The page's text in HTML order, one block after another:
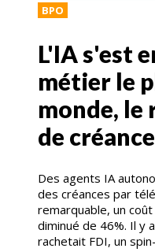
BPO
L'IA s'est
métier le
monde, le
de
Des agents IA
des créances par
remarquable, un
diminué de 46%. Il y
rachetait FDI, un